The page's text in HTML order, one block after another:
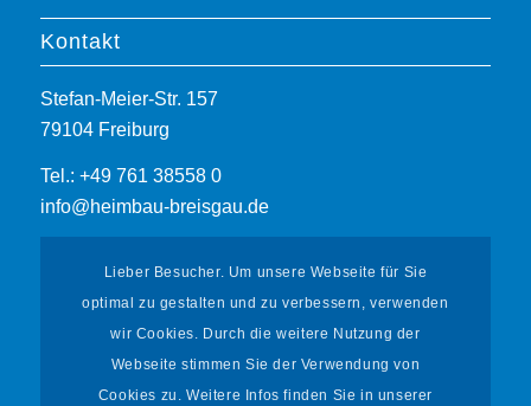
Kontakt
Stefan-Meier-Str. 157
79104 Freiburg
Tel.: +49 761 38558 0
info@heimbau-breisgau.de
Informationen
Lieber Besucher. Um unsere Webseite für Sie
optimal zu gestalten und zu verbessern, verwenden
wir Cookies. Durch die weitere Nutzung der
Webseite stimmen Sie der Verwendung von
Cookies zu. Weitere Infos finden Sie in unserer